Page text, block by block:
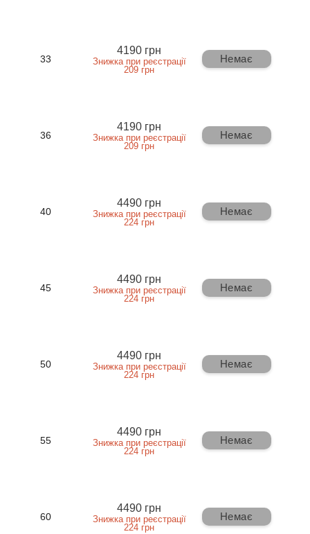
33
4190 грн
Знижка при реєстрації
209 грн
Немає
36
4190 грн
Знижка при реєстрації
209 грн
Немає
40
4490 грн
Знижка при реєстрації
224 грн
Немає
45
4490 грн
Знижка при реєстрації
224 грн
Немає
50
4490 грн
Знижка при реєстрації
224 грн
Немає
55
4490 грн
Знижка при реєстрації
224 грн
Немає
60
4490 грн
Знижка при реєстрації
224 грн
Немає